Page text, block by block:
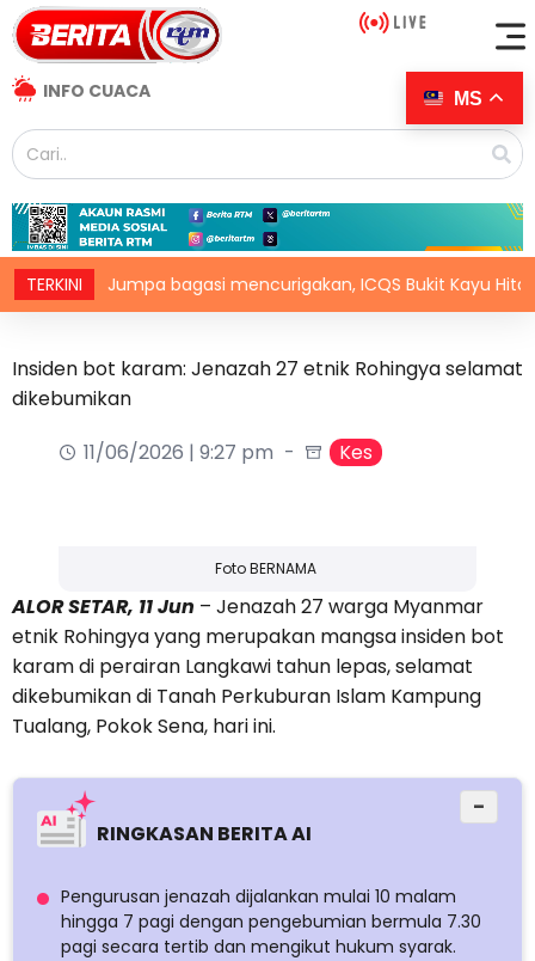
INFO CUACA
TERKINI
Jumpa bagasi mencurigakan, ICQS Bukit Kayu Hitam
Insiden bot karam: Jenazah 27 etnik Rohingya selamat
dikebumikan
11/06/2026 | 9:27 pm
Kes
Foto BERNAMA
ALOR SETAR, 11 Jun – Jenazah 27 warga Myanmar
etnik Rohingya yang merupakan mangsa insiden bot
karam di perairan Langkawi tahun lepas, selamat
dikebumikan di Tanah Perkuburan Islam Kampung
Tualang, Pokok Sena, hari ini.
RINGKASAN BERITA AI
−
Pengurusan jenazah dijalankan mulai 10 malam
hingga 7 pagi dengan pengebumian bermula 7.30
pagi secara tertib dan mengikut hukum syarak.
MS